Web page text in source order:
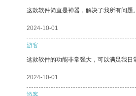
这款软件简直是神器，解决了我所有问题。
2024-10-01
游客
这款软件的功能非常强大，可以满足我日
2024-10-01
游客